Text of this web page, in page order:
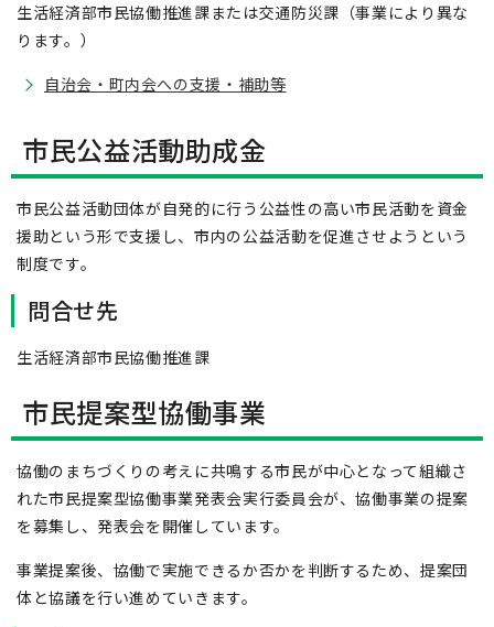
生活経済部市民協働推進課または交通防災課（事業により異な
ります。）
自治会・町内会への支援・補助等
市民公益活動助成金
市民公益活動団体が自発的に行う公益性の高い市民活動を資金
援助という形で支援し、市内の公益活動を促進させようという
制度です。
問合せ先
生活経済部市民協働推進課
市民提案型協働事業
協働のまちづくりの考えに共鳴する市民が中心となって組織さ
れた市民提案型協働事業発表会実行委員会が、協働事業の提案
を募集し、発表会を開催しています。
事業提案後、協働で実施できるか否かを判断するため、提案団
体と協議を行い進めていきます。